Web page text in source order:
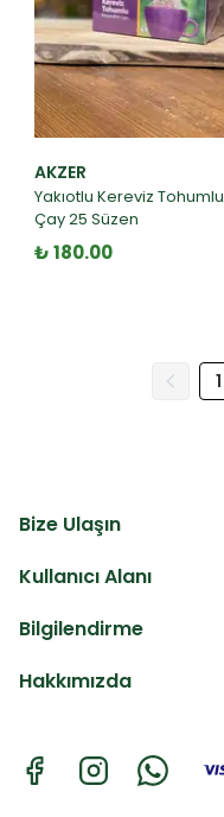
AKZER
Yakıotlu Kereviz Tohumlu
Çay 25 Süzen
₺ 180.00
1
Bize Ulaşın
Kullanıcı Alanı
Bilgilendirme
Hakkımızda